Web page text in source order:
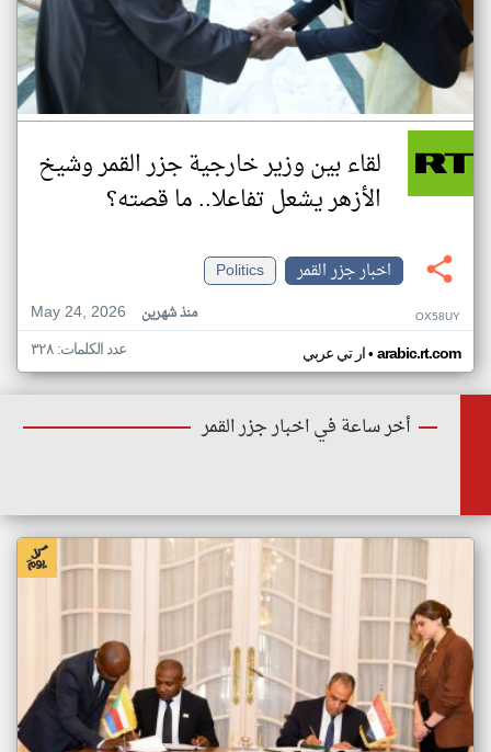
لقاء بين وزير خارجية جزر القمر وشيخ
الأزهر يشعل تفاعلا.. ما قصته؟
اخبار جزر القمر
Politics
May 24, 2026
منذ شهرين OX58UY
ار تي عربي• arabic.rt.com عدد الكلمات: ٣٢٨
أخر ساعة في اخبار جزر القمر